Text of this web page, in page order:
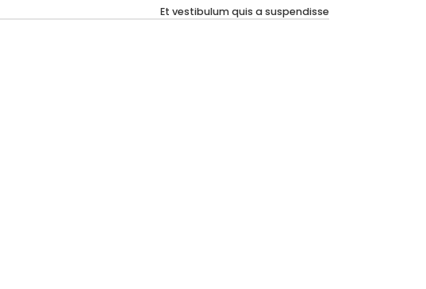
Et vestibulum quis a suspendisse